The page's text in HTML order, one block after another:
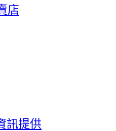
店
訊提供